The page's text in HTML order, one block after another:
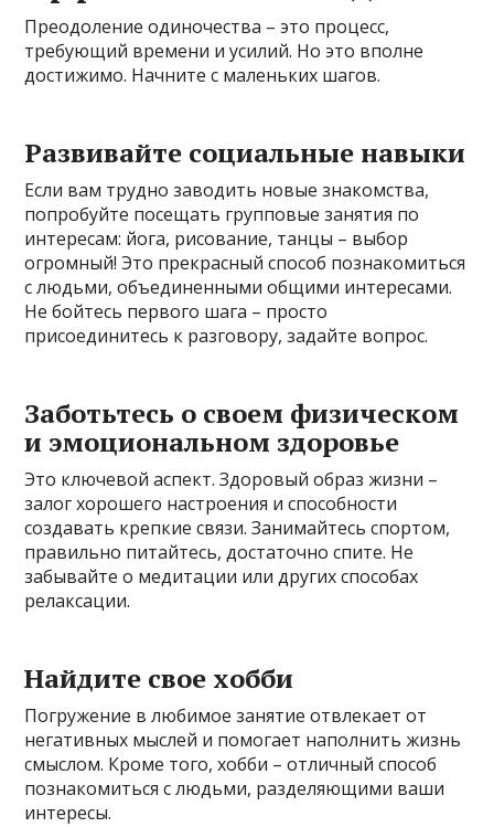
Преодоление одиночества – это процесс,
требующий времени и усилий. Но это вполне
достижимо. Начните с маленьких шагов.
Развивайте социальные навыки
Если вам трудно заводить новые знакомства,
попробуйте посещать групповые занятия по
интересам: йога, рисование, танцы – выбор
огромный! Это прекрасный способ познакомиться
с людьми, объединенными общими интересами.
Не бойтесь первого шага – просто
присоединитесь к разговору, задайте вопрос.
Заботьтесь о своем физическом
и эмоциональном здоровье
Это ключевой аспект. Здоровый образ жизни –
залог хорошего настроения и способности
создавать крепкие связи. Занимайтесь спортом,
правильно питайтесь, достаточно спите. Не
забывайте о медитации или других способах
релаксации.
Найдите свое хобби
Погружение в любимое занятие отвлекает от
негативных мыслей и помогает наполнить жизнь
смыслом. Кроме того, хобби – отличный способ
познакомиться с людьми, разделяющими ваши
интересы.